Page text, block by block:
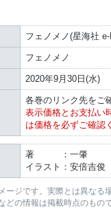
フェノメノ(星海社
フェノメノ
2020年9月30日(水)
各巻のリンク先をご
表示価格とお支払い
は価格を必ずご確認
著 ：一肇
イラスト：安倍吉俊
ージです。実際とは異なる
どの情報は掲載時点のもの